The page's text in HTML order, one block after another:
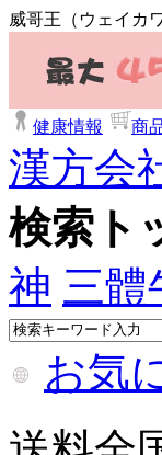
威哥王（ウェイカ
健康情報 商
漢方会
検索ト
神 三體
お気